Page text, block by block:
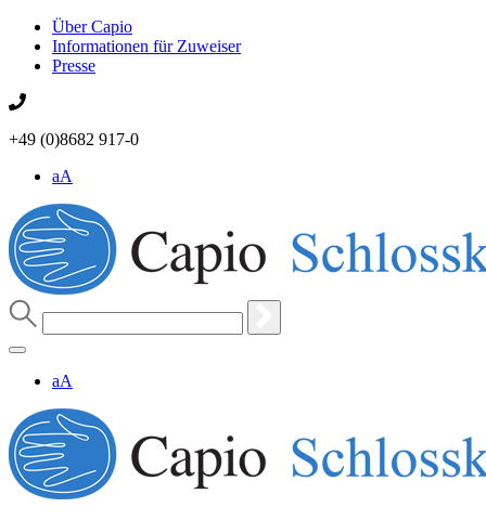
Über Capio
Informationen für Zuweiser
Presse
+49 (0)8682 917-0
aA
aA